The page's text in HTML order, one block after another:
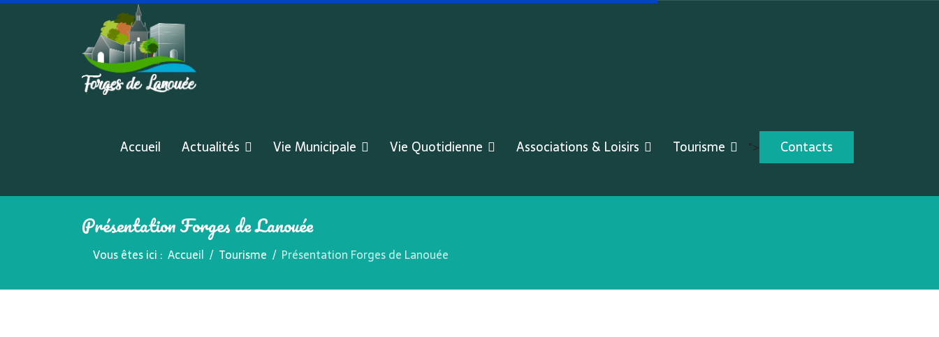
Accueil Actualités Vie Municipale Vie Quotidienne Associations & Loisirs Tourisme "> Contacts
Présentation Forges de Lanouée
Vous êtes ici : Accueil Tourisme Présentation Forges de Lanouée